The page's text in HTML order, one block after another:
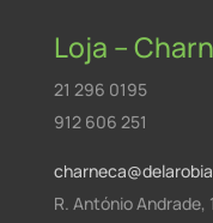
Loja –
21 296 0195
912 606 251
R. António Andrade,